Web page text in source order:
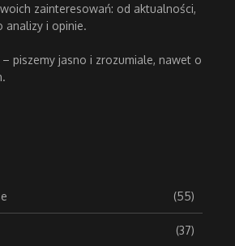
zainteresowań: od aktualności,
analizy i opinie.
– piszemy jasno i zrozumiale, nawet o
(55)
(37)